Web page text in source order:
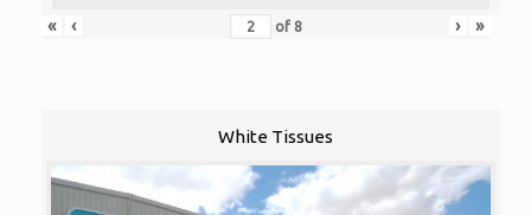
«
‹ of 8 › »
White Tissues